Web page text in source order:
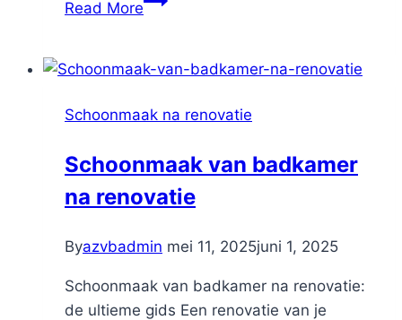
Read More
efficiënt
huis
na
de
Schoonmaak na renovatie
Schoonmaak van badkamer
na renovatie
Byazvbadmin mei 11, 2025juni 1, 2025
Schoonmaak van badkamer na renovatie:
de ultieme gids Een renovatie van je